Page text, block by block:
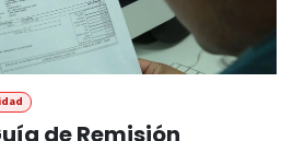
de Remisión